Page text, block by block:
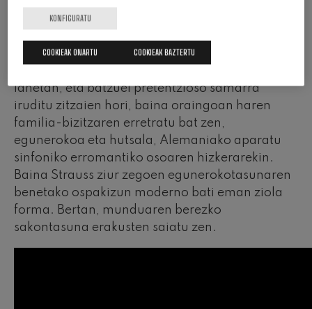
txikiak.1904an estreinatu zen New Yorkeko
eragin zuen, izan ere, konpositore alemaniarrak
lanetan, eta batzuei pretentzioso samarra
iruditu zitzaien hori, baina oraingoan haren
familia-bizitzaren erretratu bat zen,
egunerokoa eta hutsala, Alemaniako aparatu
sinfoniko erromantiko osoaren hizkerarekin.
Baina Strauss ziur zegoen egunerokotasunaren
benetako ospakizun moderno bati eman ziola
forma. Bertan, munduaren berezko
sakontasuna erakusten saiatu zen.
KONFIGURATU
COOKIEAK BAZTERTU
COOKIEAK ONARTU